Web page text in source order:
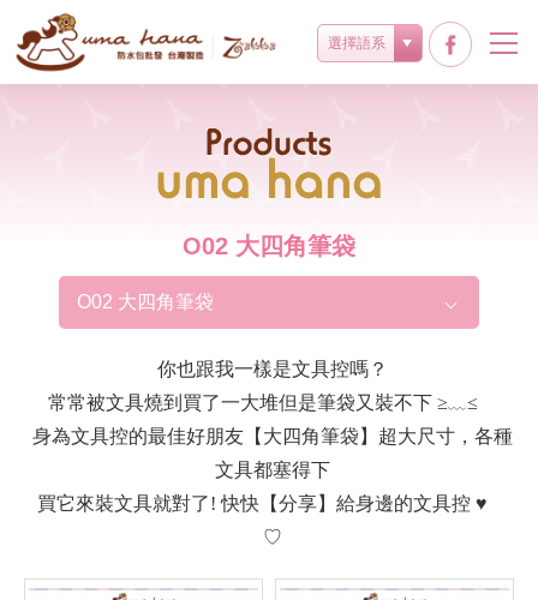
選擇語系
Products
O02 大四角筆袋
O02 大四角筆袋
你也跟我一樣是文具控嗎？
常常被文具燒到買了一大堆但是筆袋又裝不下 ≥﹏≤
身為文具控的最佳好朋友【大四角筆袋】超大尺寸，各種
文具都塞得下
買它來裝文具就對了! 快快【分享】給身邊的文具控 ♥
♡